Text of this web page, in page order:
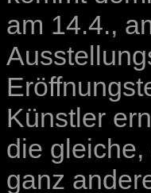
am 14.4.,
Künstler
die
ganz